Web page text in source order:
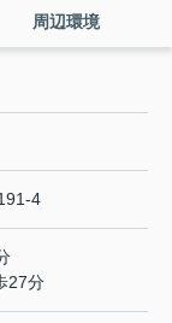
周辺環境
4
27分